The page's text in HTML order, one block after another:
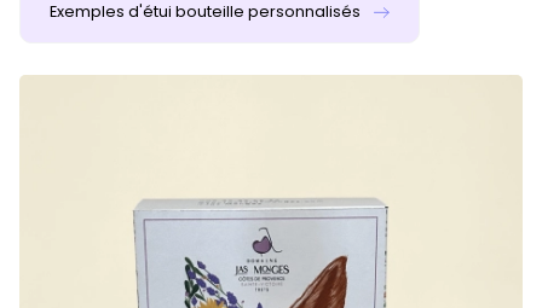
Exemples d'étui bouteille personnalisés